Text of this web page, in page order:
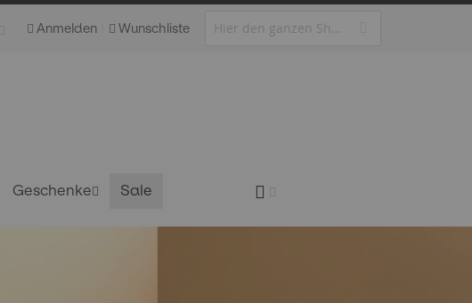
Anmelden Wunschliste
Geschenke Sale